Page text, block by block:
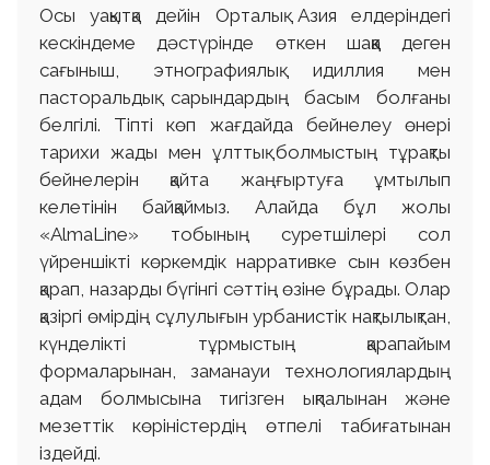
Осы уақытқа дейін Орталық Азия елдеріндегі
кескіндеме дәстүрінде өткен шаққа деген
сағыныш, этнографиялық идиллия мен
пасторальдық сарындардың басым болғаны
белгілі. Тіпті көп жағдайда бейнелеу өнері
тарихи жады мен ұлттық болмыстың тұрақты
бейнелерін қайта жаңғыртуға ұмтылып
келетінін байқаймыз. Алайда бұл жолы
«AlmaLine» тобының суретшілері сол
үйреншікті көркемдік нарративке сын көзбен
қарап, назарды бүгінгі сәттің өзіне бұрады. Олар
қазіргі өмірдің сұлулығын урбанистік нақтылықтан,
күнделікті тұрмыстың қарапайым
формаларынан, заманауи технологиялардың
адам болмысына тигізген ықпалынан және
мезеттік көріністердің өтпелі табиғатынан
іздейді.